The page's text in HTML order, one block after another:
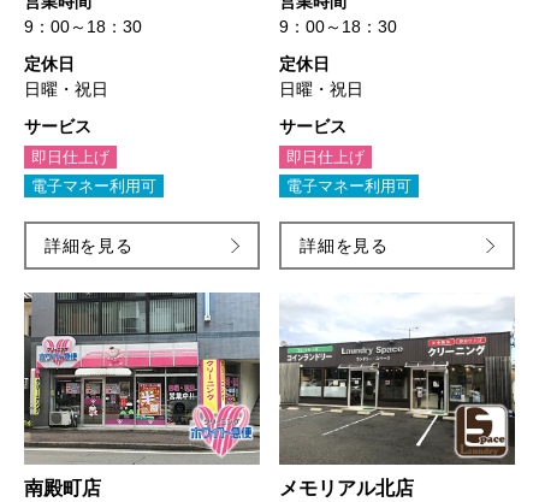
HOME
大洋舎のこだわり
サービス紹介
店舗情報
会社情報
お知らせ&キャンペーン情報
採用情報
9：00～18：30
定休日
日曜・祝日
サービス
即日仕上げ
電子マネー利用可
詳細を見る
9：00～18：30
定休日
日曜・祝日
サービス
即日仕上げ
電子マネー利用可
詳細を見る
南殿町店 メモリアル北店